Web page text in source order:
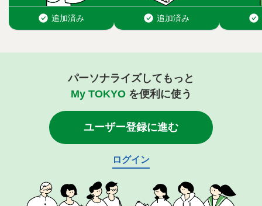
パーソナライズしてもっと
My TOKYOを便利に使う
ユーザー登録に進む
ログイン